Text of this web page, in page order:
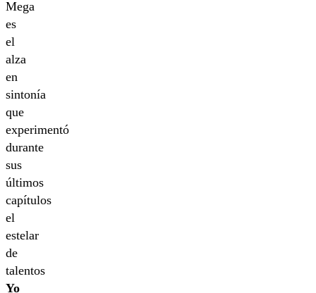
Mega
es
el
alza
en
sintonía
que
experimentó
durante
sus
últimos
capítulos
el
estelar
de
talentos
Yo